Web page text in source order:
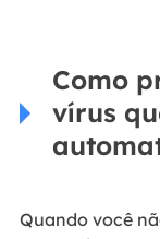
Como
vírus
Quando você